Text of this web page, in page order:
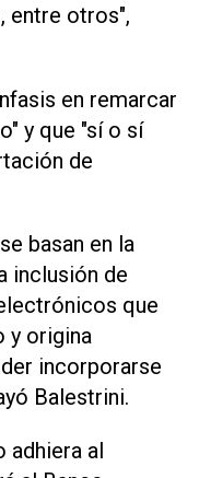
entre otros",
en remarcar
y que "sí o sí
de
basan en la
inclusión de
que
y origina
incorporarse
Balestrini.
adhiera al